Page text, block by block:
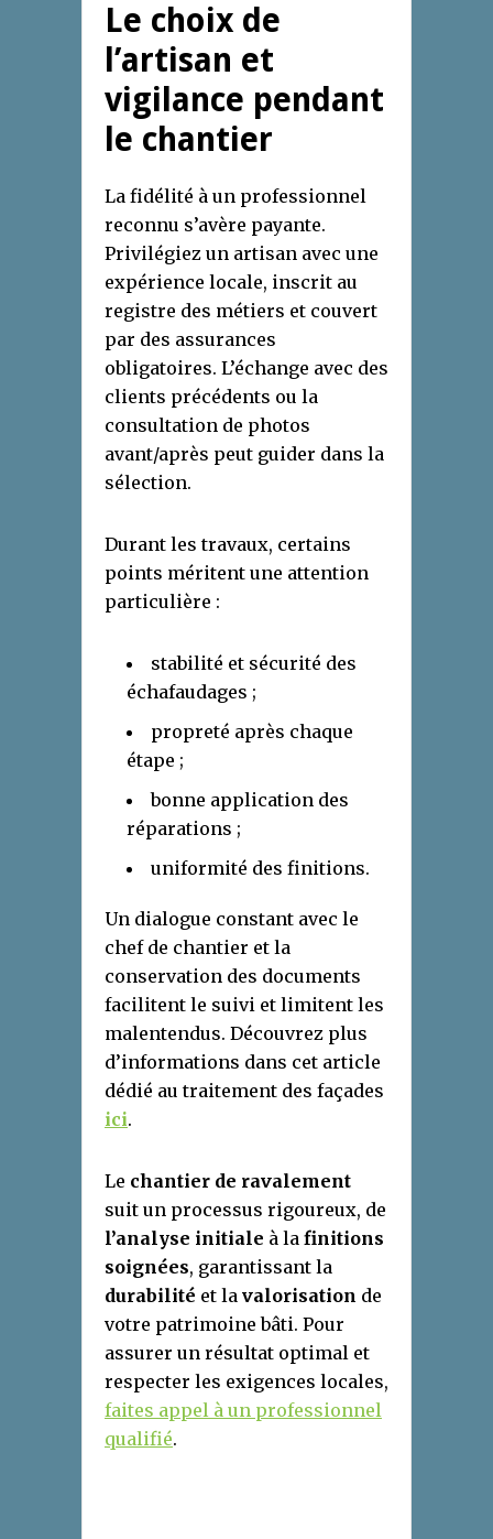
Le choix de
l’artisan et
vigilance pendant
le chantier
La fidélité à un professionnel
reconnu s’avère payante.
Privilégiez un artisan avec une
expérience locale, inscrit au
registre des métiers et couvert
par des assurances
obligatoires. L’échange avec des
clients précédents ou la
consultation de photos
avant/après peut guider dans la
sélection.
Durant les travaux, certains
points méritent une attention
particulière :
stabilité et sécurité des
échafaudages ;
propreté après chaque
étape ;
bonne application des
réparations ;
uniformité des finitions.
Un dialogue constant avec le
chef de chantier et la
conservation des documents
facilitent le suivi et limitent les
malentendus. Découvrez plus
d’informations dans cet article
dédié au traitement des façades
ici.
Le chantier de ravalement
suit un processus rigoureux, de
l’analyse initiale à la finitions
soignées, garantissant la
durabilité et la valorisation de
votre patrimoine bâti. Pour
assurer un résultat optimal et
respecter les exigences locales,
faites appel à un professionnel
qualifié.